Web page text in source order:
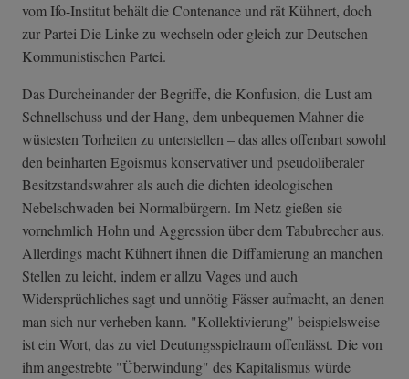
vom Ifo-Institut behält die Contenance und rät Kühnert, doch
zur Partei Die Linke zu wechseln oder gleich zur Deutschen
Kommunistischen Partei.
Das Durcheinander der Begriffe, die Konfusion, die Lust am
Schnellschuss und der Hang, dem unbequemen Mahner die
wüstesten Torheiten zu unterstellen – das alles offenbart sowohl
den beinharten Egoismus konservativer und pseudoliberaler
Besitzstandswahrer als auch die dichten ideologischen
Nebelschwaden bei Normalbürgern. Im Netz gießen sie
vornehmlich Hohn und Aggression über dem Tabubrecher aus.
Allerdings macht Kühnert ihnen die Diffamierung an manchen
Stellen zu leicht, indem er allzu Vages und auch
Widersprüchliches sagt und unnötig Fässer aufmacht, an denen
man sich nur verheben kann. "Kollektivierung" beispielsweise
ist ein Wort, das zu viel Deutungsspielraum offenlässt. Die von
ihm angestrebte "Überwindung" des Kapitalismus würde